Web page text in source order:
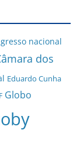
nacional
dos
Eduardo Cunha
Globo